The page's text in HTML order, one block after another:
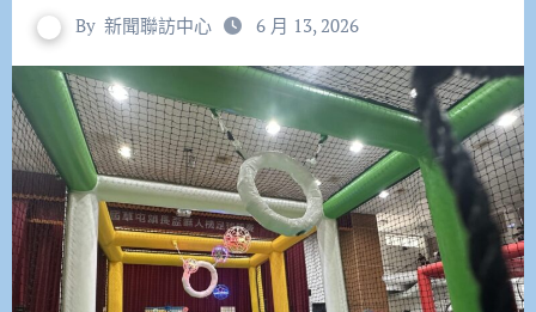
By 新聞聯訪中心 6 月 13, 2026